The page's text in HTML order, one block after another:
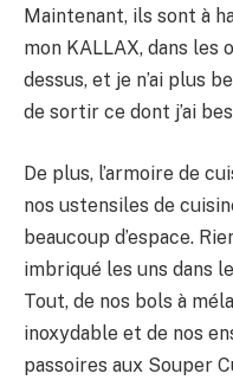
Maintenant, ils sont à
mon KALLAX, dans les
dessus, et je n’ai plus
de sortir ce dont j’ai
De plus, l’armoire de
nos ustensiles de
beaucoup d’espace.
imbriqué les uns dans
Tout, de nos bols à
inoxydable et de nos
passoires aux Souper